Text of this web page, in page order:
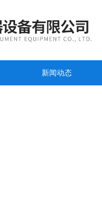
新闻动态